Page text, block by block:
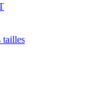
tailles